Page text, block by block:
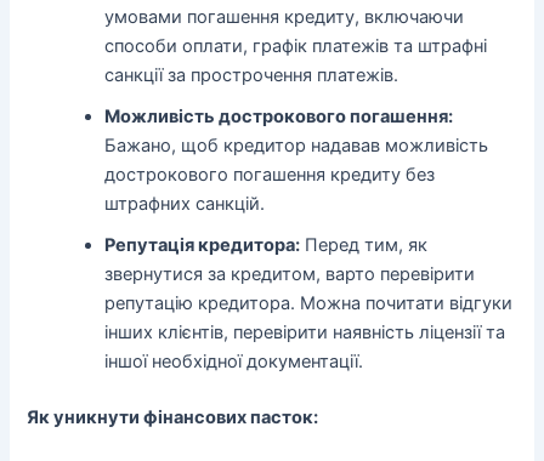
умовами погашення кредиту, включаючи
способи оплати, графік платежів та штрафні
санкції за прострочення платежів.
Можливість дострокового погашення:
Бажано, щоб кредитор надавав можливість
дострокового погашення кредиту без
штрафних санкцій.
Репутація кредитора: Перед тим, як
звернутися за кредитом, варто перевірити
репутацію кредитора. Можна почитати відгуки
інших клієнтів, перевірити наявність ліцензії та
іншої необхідної документації.
Як уникнути фінансових пасток: